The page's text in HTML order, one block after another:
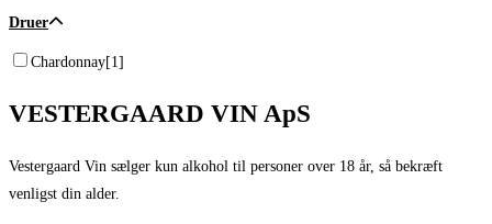
Druer
Chardonnay[1]
VESTERGAARD VIN ApS
Vestergaard Vin sælger kun alkohol til personer over 18 år, så bekræft
venligst din alder.